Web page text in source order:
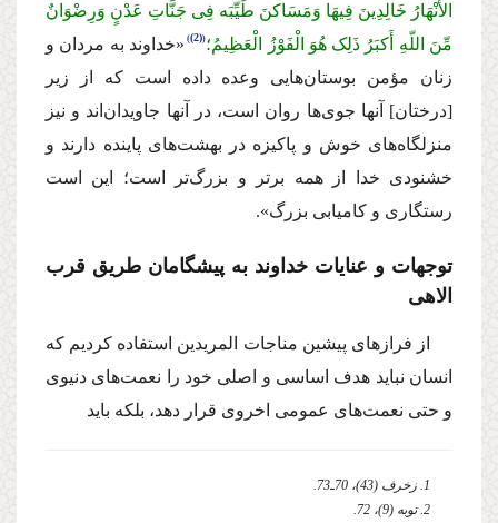
الأَنْهَارُ خَالِدِینَ فِیهَا وَمَسَاکنَ طَیِّبَه فِی جَنَّاتِ عَدْنٍ وَرِضْوَانٌ
مِّنَ اللّهِ أَکبَرُ ذَلِک هُوَ الْفَوْزُ الْعَظِیمُ؛ (2)
«خداوند به مردان و
زنان مؤمن بوستان‌هایی وعده داده است که از زیر
[درختان] آنها جوی‌ها روان است، در آنها جاویدان‌اند و نیز
منزلگاه‌های خوش و پاکیزه در بهشت‌های پاینده دارند و
خشنودی خدا از همه برتر و بزرگ‌تر است؛ این است
رستگاری و کامیابی بزرگ».
توجهات و عنایات خداوند به پیشگامان طریق قرب
الاهی
از فرازهای پیشین مناجات المریدین استفاده کردیم که
انسان نباید هدف اساسی و اصلی خود را نعمت‌های دنیوی
و حتی نعمت‌های عمومی اخروی قرار دهد، بلکه باید
1. زخرف (43)، 70ـ73.
2. توبه (9)، 72.